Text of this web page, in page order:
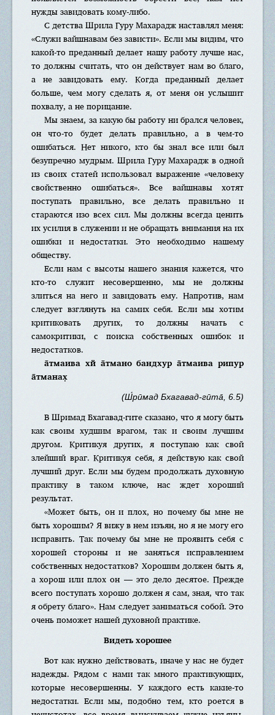
нужды завидовать кому-либо.
С детства Шрила Гуру Махарадж наставлял меня:
«Служи вайшнавам без зависти». Если мы видим, что
какой-то преданный делает нашу работу лучше нас,
то должны считать, что он действует нам во благо,
а не завидовать ему. Когда преданный делает
больше, чем могу сделать я, от меня он услышит
похвалу, а не порицание.
Мы знаем, за какую бы работу ни брался человек,
он что-то будет делать правильно, а в чем-то
ошибаться. Нет никого, кто бы знал все или был
безупречно мудрым. Шрила Гуру Махарадж в одной
из своих статей использовал выражение «человеку
свойственно ошибаться». Все вайшнавы хотят
поступать правильно, все делать правильно и
стараются изо всех сил. Мы должны всегда ценить
их усилия в служении и не обращать внимания на их
ошибки и недостатки. Это необходимо нашему
обществу.
Если нам с высоты нашего знания кажется, что
кто-то служит несовершенно, мы не должны
злиться на него и завидовать ему. Напротив, нам
следует взглянуть на самих себя. Если мы хотим
критиковать других, то должны начать с
самокритики, с поиска собственных ошибок и
недостатков.
а̄тмаива хй а̄тмано бандхур а̄тмаива рипур
а̄тманах̣
(Ш́рӣмад Бхагавад-гӣта̄, 6.5)
В Шримад Бхагавад-гите сказано, что я могу быть
как своим худшим врагом, так и своим лучшим
другом. Критикуя других, я поступаю как свой
злейший враг. Критикуя себя, я действую как свой
лучший друг. Если мы будем продолжать духовную
практику в таком ключе, нас ждет хороший
результат.
«Может быть, он и плох, но почему бы мне не
быть хорошим? Я вижу в нем изъян, но я не могу его
исправить. Так почему бы мне не проявить себя с
хорошей стороны и не заняться исправлением
собственных недостатков? Хорошим должен быть я,
а хорош или плох он — это дело десятое. Прежде
всего поступать хорошо должен я сам, зная, что так
я обрету благо». Нам следует заниматься собой. Это
очень поможет нашей духовной практике.
Видеть хорошее
Вот как нужно действовать, иначе у нас не будет
надежды. Рядом с нами так много практикующих,
которые несовершенны. У каждого есть какие-то
недостатки. Если мы, подобно тем, кто роется в